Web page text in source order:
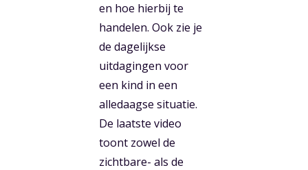
en hoe hierbij te
handelen. Ook zie je
de dagelijkse
uitdagingen voor
een kind in een
alledaagse situatie.
De laatste video
toont zowel de
zichtbare- als de